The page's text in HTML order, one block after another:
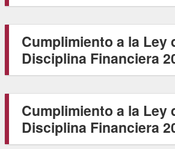
Cumplimiento a la Ley
Disciplina Financiera
Cumplimiento a la Ley
Disciplina Financiera